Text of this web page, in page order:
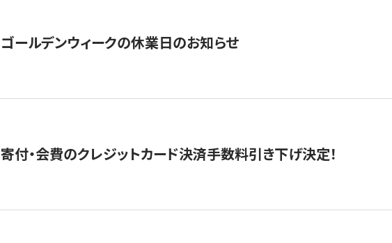
ゴールデンウィークの休業日のお知らせ
寄付・会費のクレジットカード決済手数料引き下げ決定！